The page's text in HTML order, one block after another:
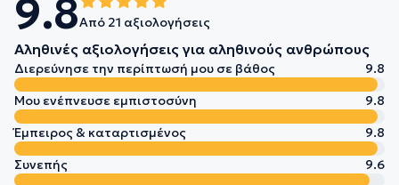
9.8Από 21 αξιολογήσεις
Αληθινές αξιολογήσεις για αληθινούς ανθρώπους
Διερεύνησε την περίπτωσή μου σε βάθος
9.8
Μου ενέπνευσε εμπιστοσύνη
9.8
Έμπειρος & καταρτισμένος
9.8
Συνεπής
9.6